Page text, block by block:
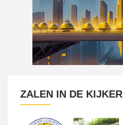
ZALEN IN DE KIJKER